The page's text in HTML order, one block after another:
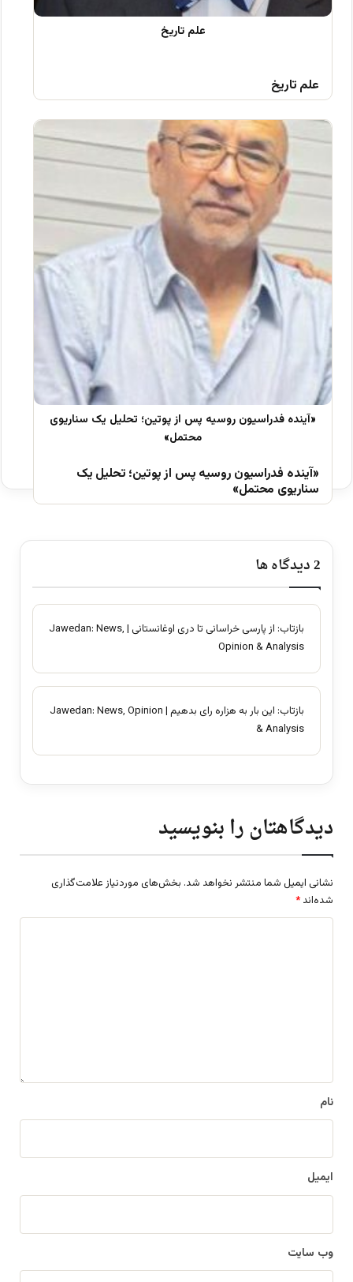
علم تاریخ
«آینده فدراسیون روسیه پس از پوتین؛ تحلیل یک
سناریوی محتمل»
‫2 دیدگاه ها
بازتاب:
از پارسی خراسانی تا دری اوغانستانی | Jawedan: News,
Opinion & Analysis
بازتاب:
این بار به هزاره رای بدهیم | Jawedan: News, Opinion
& Analysis
دیدگاهتان را بنویسید
نشانی ایمیل شما منتشر نخواهد شد. بخش‌های موردنیاز علامت‌گذاری
شده‌اند *
نام
ایمیل
وب‌ سایت